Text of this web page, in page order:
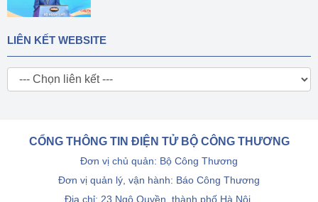
LIÊN KẾT WEBSITE
CỔNG THÔNG TIN ĐIỆN TỬ BỘ CÔNG THƯƠNG
Đơn vị chủ quản: Bộ Công Thương
Đơn vị quản lý, vận hành: Báo Công Thương
Địa chỉ: 23 Ngô Quyền, thành phố Hà Nội.